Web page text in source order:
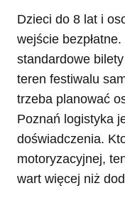
Dzieci do 8 lat i
wejście
standardowe
teren festiwalu
trzeba planować
Poznań logistyka
doświadczenia.
motoryzacyjnej,
wart więcej niż